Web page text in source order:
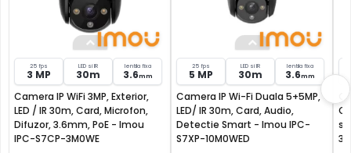
FILTRU IR MECANIC (ICR / IR Cut Fillter)
25 fps
3 MP
LED si IR
30m
lentila fixa
3.6mm
Camera IP WiFi 3MP, Exterior,
LED / IR 30m, Card, Microfon,
Difuzor, 3.6mm, PoE - Imou
IPC-S7CP-3M0WE
25 fps
5 MP
LED si IR
30m
lentila fixa
3.6mm
Camera IP Wi-Fi Duala 5+5MP,
LED/ IR 30m, Card, Audio,
Detectie Smart - Imou IPC-
S7XP-10M0WED